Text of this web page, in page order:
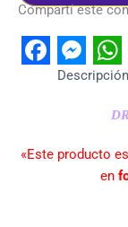
Compartí este
Facebook
Descripción
«Este producto
en